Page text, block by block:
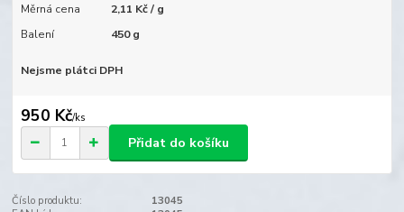
Měrná cena
2,11 Kč / g
Balení
450 g
Nejsme plátci DPH
950 Kč/ks
Přidat do košíku
Číslo produktu:
13045